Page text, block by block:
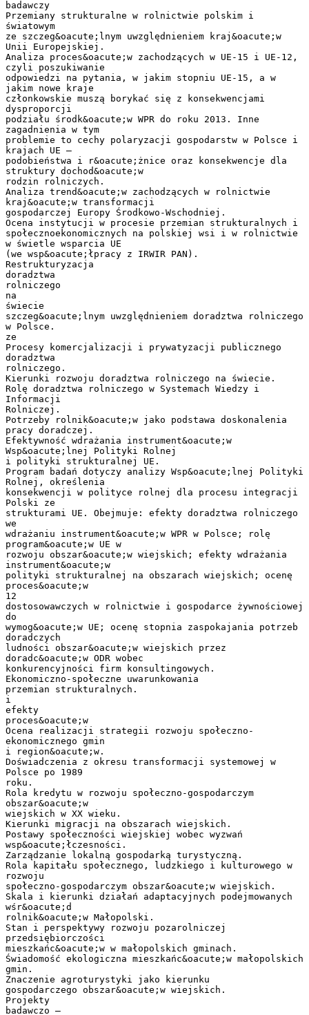
badawczy
Przemiany strukturalne w rolnictwie polskim i
światowym
ze szczeg&oacute;lnym uwzględnieniem kraj&oacute;w
Unii Europejskiej.
Analiza proces&oacute;w zachodzących w UE-15 i UE-12,
czyli poszukiwanie
odpowiedzi na pytania, w jakim stopniu UE-15, a w
jakim nowe kraje
członkowskie muszą borykać się z konsekwencjami
dysproporcji
podziału środk&oacute;w WPR do roku 2013. Inne
zagadnienia w tym
problemie to cechy polaryzacji gospodarstw w Polsce i
krajach UE –
podobieństwa i r&oacute;żnice oraz konsekwencje dla
struktury dochod&oacute;w
rodzin rolniczych.
Analiza trend&oacute;w zachodzących w rolnictwie
kraj&oacute;w transformacji
gospodarczej Europy Środkowo-Wschodniej.
Ocena instytucji w procesie przemian strukturalnych i
społecznoekonomicznych na polskiej wsi i w rolnictwie
w świetle wsparcia UE
(we wsp&oacute;łpracy z IRWIR PAN).
Restrukturyzacja
doradztwa
rolniczego
na
świecie
szczeg&oacute;lnym uwzględnieniem doradztwa rolniczego
w Polsce.
ze
Procesy komercjalizacji i prywatyzacji publicznego
doradztwa
rolniczego.
Kierunki rozwoju doradztwa rolniczego na świecie.
Rolę doradztwa rolniczego w Systemach Wiedzy i
Informacji
Rolniczej.
Potrzeby rolnik&oacute;w jako podstawa doskonalenia
pracy doradczej.
Efektywność wdrażania instrument&oacute;w
Wsp&oacute;lnej Polityki Rolnej
i polityki strukturalnej UE.
Program badań dotyczy analizy Wsp&oacute;lnej Polityki
Rolnej, określenia
konsekwencji w polityce rolnej dla procesu integracji
Polski ze
strukturami UE. Obejmuje: efekty doradztwa rolniczego
we
wdrażaniu instrument&oacute;w WPR w Polsce; rolę
program&oacute;w UE w
rozwoju obszar&oacute;w wiejskich; efekty wdrażania
instrument&oacute;w
polityki strukturalnej na obszarach wiejskich; ocenę
proces&oacute;w
12
dostosowawczych w rolnictwie i gospodarce żywnościowej
do
wymog&oacute;w UE; ocenę stopnia zaspokajania potrzeb
doradczych
ludności obszar&oacute;w wiejskich przez
doradc&oacute;w ODR wobec
konkurencyjności firm konsultingowych.
Ekonomiczno-społeczne uwarunkowania
przemian strukturalnych.
i
efekty
proces&oacute;w
Ocena realizacji strategii rozwoju społeczno-
ekonomicznego gmin
i region&oacute;w.
Doświadczenia z okresu transformacji systemowej w
Polsce po 1989
roku.
Rola kredytu w rozwoju społeczno-gospodarczym
obszar&oacute;w
wiejskich w XX wieku.
Kierunki migracji na obszarach wiejskich.
Postawy społeczności wiejskiej wobec wyzwań
wsp&oacute;łczesności.
Zarządzanie lokalną gospodarką turystyczną.
Rola kapitału społecznego, ludzkiego i kulturowego w
rozwoju
społeczno-gospodarczym obszar&oacute;w wiejskich.
Skala i kierunki działań adaptacyjnych podejmowanych
wśr&oacute;d
rolnik&oacute;w Małopolski.
Stan i perspektywy rozwoju pozarolniczej
przedsiębiorczości
mieszkańc&oacute;w w małopolskich gminach.
Świadomość ekologiczna mieszkańc&oacute;w małopolskich
gmin.
Znaczenie agroturystyki jako kierunku
gospodarczego obszar&oacute;w wiejskich.
Projekty
badawczo –